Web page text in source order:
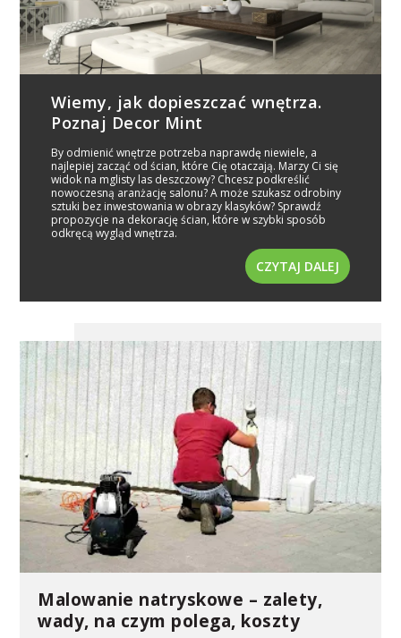
Wiemy, jak dopieszczać wnętrza.
Poznaj Decor Mint
By odmienić wnętrze potrzeba naprawdę niewiele, a
najlepiej zacząć od ścian, które Cię otaczają. Marzy Ci się
widok na mglisty las deszczowy? Chcesz podkreślić
nowoczesną aranżację salonu? A może szukasz odrobiny
sztuki bez inwestowania w obrazy klasyków? Sprawdź
propozycje na dekorację ścian, które w szybki sposób
odkręcą wygląd wnętrza.
CZYTAJ DALEJ
Malowanie natryskowe – zalety,
wady, na czym polega, koszty